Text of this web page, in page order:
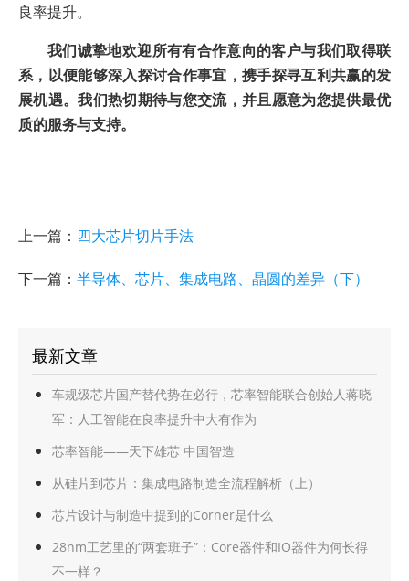
良率提升。
我们诚挚地欢迎所有有合作意向的客户与我们取得联
系，以便能够深入探讨合作事宜，携手探寻互利共赢的发
展机遇。我们热切期待与您交流，并且愿意为您提供最优
质的服务与支持。
上一篇： 四大芯片切片手法
下一篇： 半导体、芯片、集成电路、晶圆的差异（下）
最新文章
车规级芯片国产替代势在必行，芯率智能联合创始人蒋晓
军：人工智能在良率提升中大有作为
芯率智能——天下雄芯 中国智造
从硅片到芯片：集成电路制造全流程解析（上）
芯片设计与制造中提到的Corner是什么
28nm工艺里的“两套班子”：Core器件和IO器件为何长得
不一样？